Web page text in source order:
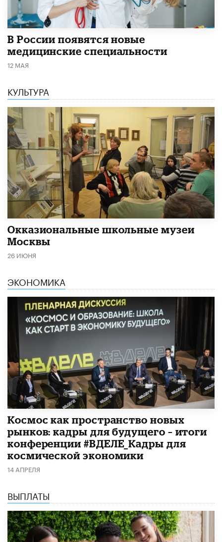
В России появятся новые
медицинские специальности
12 МАЯ
КУЛЬТУРА
​Окказиональные школьные музеи
Москвы
26 ИЮНЯ
ЭКОНОМИКА
Космос как пространство новых
рынков: кадры для будущего – итоги
конференции #ВДЕЛЕ_Кадры для
космической экономики
14 АПРЕЛЯ
ВЫПЛАТЫ